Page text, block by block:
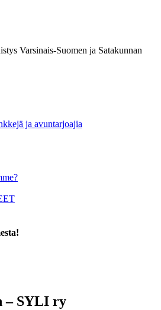
Varsinais-Suomen ja Satakunnan
ja avuntarjoajia
– SYLI ry